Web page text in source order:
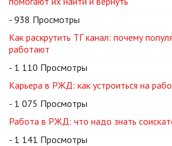
- 938 Просмотры
Как раскрутить ТГ канал: почему
работают
- 1 110 Просмотры
Карьера в РЖД: как устроиться на
- 1 075 Просмотры
Работа в РЖД: что надо знать
- 1 141 Просмотры